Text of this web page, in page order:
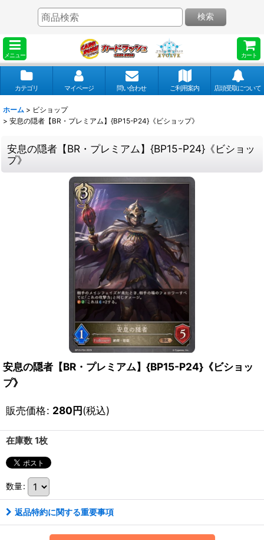
メニュー カート
検索
カテゴリ マイページ 問い合わせ ご利用案内 店頭受取について
ホーム > ビショップ
> 安息の隠者【BR・プレミアム】{BP15-P24}《ビショップ》
安息の隠者【BR・プレミアム】{BP15-P24}《ビショッ
プ》
安息の隠者【BR・プレミアム】{BP15-P24}《ビショッ
プ》
販売価格: 280円(税込)
在庫数 1枚
数量:
返品特約に関する重要事項